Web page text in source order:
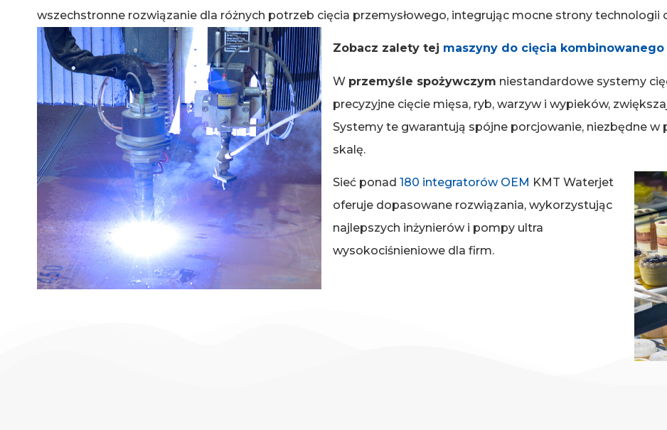
wszechstronne rozwiązanie dla różnych potrzeb cięcia przemysłowego, integrując mocne strony
Zobacz zalety tej maszyny do cięcia kombinowanego
W przemyśle spożywczym niestandardowe systemy
precyzyjne cięcie mięsa, ryb, warzyw i wypieków,
Systemy te gwarantują spójne porcjowanie, niezbędne w
skalę.
Sieć ponad 180 integratorów OEM KMT Waterjet
oferuje dopasowane rozwiązania, wykorzystując
najlepszych inżynierów i pompy ultra
wysokociśnieniowe dla firm.